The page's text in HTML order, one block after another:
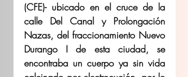
(CFE)- ubicado en el cruce de la
calle Del Canal y Prolongación
Nazas, del fraccionamiento Nuevo
Durango I de esta ciudad, se
encontraba un cuerpo ya sin vida